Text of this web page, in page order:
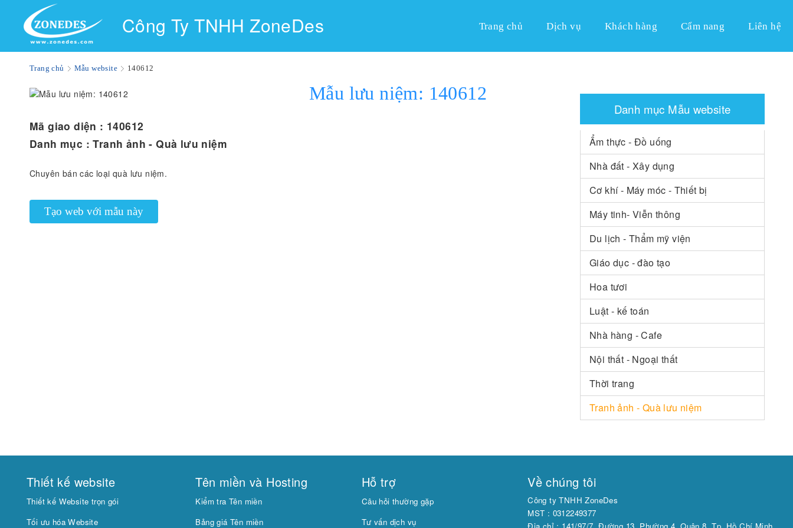
Công Ty TNHH ZoneDes Trang chủ Dịch vụ Khách hàng Cẩm nang Liên hệ
Trang chủ Mẫu website 140612
Mẫu lưu niệm: 140612
Mã giao diện : 140612
Danh mục :Tranh ảnh - Quà lưu niệm
Chuyên bán các loại quà lưu niệm.
Danh mục Mẫu website
Ẩm thực - Đồ uống
Nhà đất - Xây dụng
Cơ khí - Máy móc - Thiết bị
Máy tinh- Viễn thông
Du lịch - Thẩm mỹ viện
Giáo dục - đào tạo
Hoa tươi
Luật - kế toán
Nhà hàng - Cafe
Nội thất - Ngoại thất
Thời trang
Tranh ảnh - Quà lưu niệm
Thiết kế website
Thiết kế Website trọn gói
Tối ưu hóa Website
Tên miền và Hosting
Kiểm tra Tên miền
Bảng giá Tên miền
Hỗ trợ
Câu hỏi thường gặp
Tư vấn dịch vụ
Về chúng tôi
Công ty TNHH ZoneDes
MST : 0312249377